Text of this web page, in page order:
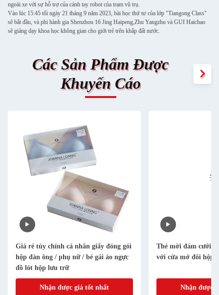
ngoài xe với sự hỗ trợ của cánh tay robot của trạm vũ trụ.
Vào lúc 15:45 tối ngày 21 tháng 9 năm 2023, bài học thứ tư của lớp "Tiangong Class"
sẽ bắt đầu, và phi hành gia Shenzhou 16 Jing Haipeng,Zhu Yangzhu và GUI Haichao
sẽ giảng dạy khoa học không gian cho giới trẻ trên khắp đất nước.
Các Sản Phẩm Được
Khuyến Cáo
Giá rẻ tùy chỉnh cá nhân giấy đóng gói
hộp đàn ông / phụ nữ / bé gái áo ngực
đồ lót hộp lưu trữ
Nhận được giá tốt nhất
Thẻ mời đám cưới
với cửa mở đôi hộp
Nhận được